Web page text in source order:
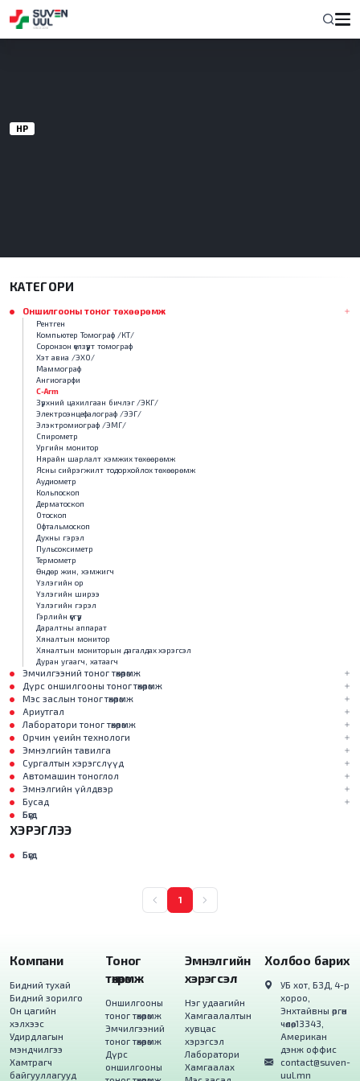
НҮҮР
КАТЕГОРИ
Оншилгооны тоног төхөөрөмж
Рентген
Компьютер Томограф /КТ/
Соронзон үелзүүрт томограф
Хэт авиа /ЭХО/
Маммограф
Ангиогарфи
С-Arm
Зүрхний цахилгаан бичлэг /ЭКГ/
Электроэнцефалограф /ЭЭГ/
Элэктромиограф /ЭМГ/
Спирометр
Ургийн монитор
Нярайн шарлалт хэмжих төхөөрөмж
Ясны сийрэгжилт тодорхойлох төхөөрөмж
Аудиометр
Кольпоскоп
Дерматоскоп
Отоскоп
Офтальмоскоп
Духны гэрэл
Пульсоксиметр
Термометр
Өндөр жин, хэмжигч
Үзлэгийн ор
Үзлэгийн ширээ
Үзлэгийн гэрэл
Гэрлийн үүсгүүр
Даралтны аппарат
Хяналтын монитор
Хяналтын мониторын дагалдах хэрэгсэл
Дуран угаагч, хатаагч
Эмчилгээний тоног төхөөрөмж
Дүрс оншилгооны тоног төхөөрөмж
Мэс заслын тоног төхөөрөмж
Ариутгал
Лаборатори тоног төхөөрөмж
Орчин үеийн технологи
Эмнэлгийн тавилга
Сургалтын хэрэгслүүд
Автомашин тоноглол
Эмнэлгийн үйлдвэр
Бусад
Бүгд
ХЭРЭГЛЭЭ
Бүгд
1
Компани
Бидний тухай
Бидний зорилго
Он цагийн
хэлхээс
Удирдлагын
мэндчилгээ
Хамтрагч
байгууллагууд
Тоног
төхөөрөмж
Оншилгооны
тоног төхөөрөмж
Эмчилгээний
тоног төхөөрөмж
Дүрс
оншилгооны
Эмнэлгийн
хэрэгсэл
Нэг удаагийн
Хамгаалалтын
хувцас
хэрэгсэл
Лаборатори
Хамгаалах
Холбоо барих
УБ хот, БЗД, 4-р
хороо,
Энхтайвны өргөн
чөлөө, 13343,
Американ
дэнж оффис
contact@suven-
uul.mn